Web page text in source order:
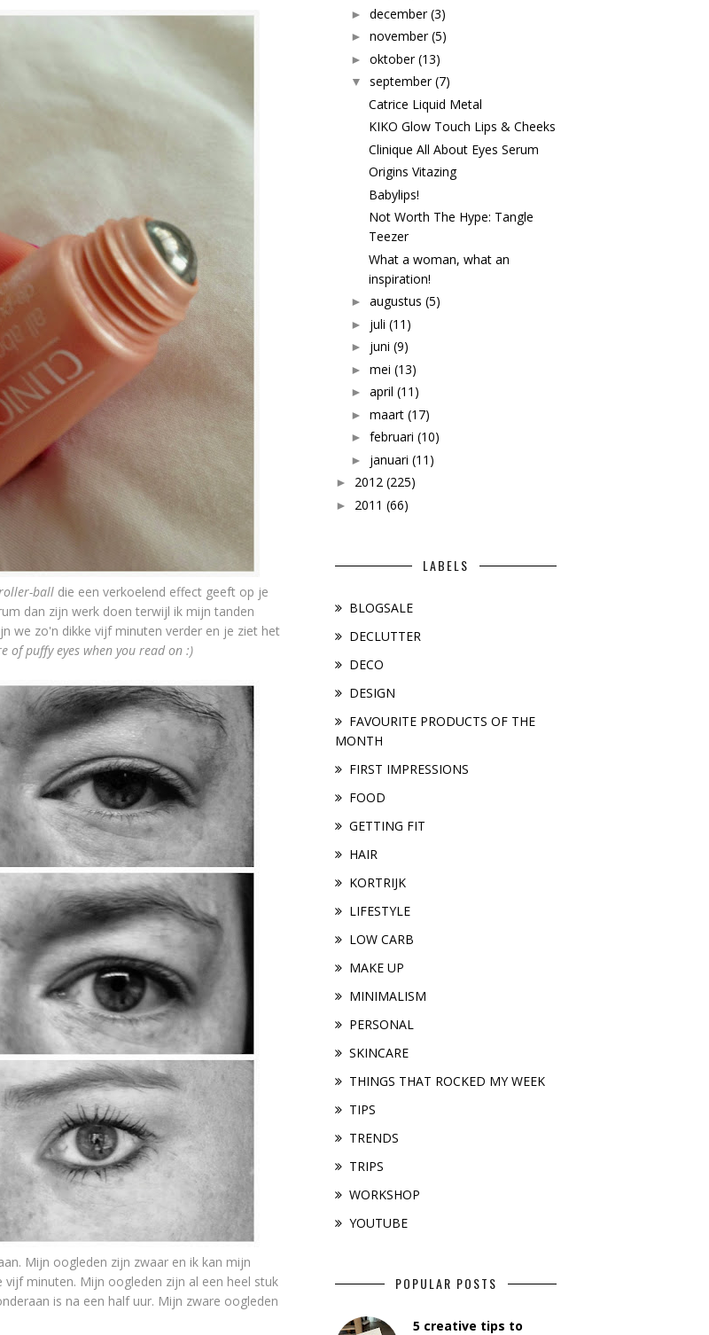
ball die een verkoelend effect geeft op je
dan zijn werk doen terwijl ik mijn tanden
we zo'n dikke vijf minuten verder en je ziet het
of puffy eyes when you read on :)
Mijn oogleden zijn zwaar en ik kan mijn
minuten. Mijn oogleden zijn al een heel stuk
is na een half uur. Mijn zware oogleden
► december (3)
► november (5)
► oktober (13)
▼ september (7)
Catrice Liquid Metal
KIKO Glow Touch Lips & Cheeks
Clinique All About Eyes Serum
Origins Vitazing
Babylips!
Not Worth The Hype: Tangle
Teezer
What a woman, what an
inspiration!
► augustus (5)
► juli (11)
► juni (9)
► mei (13)
► april (11)
► maart (17)
► februari (10)
► januari (11)
► 2012 (225)
► 2011 (66)
LABELS
BLOGSALE
DECLUTTER
DECO
DESIGN
FAVOURITE PRODUCTS OF THE
MONTH
FIRST IMPRESSIONS
FOOD
GETTING FIT
HAIR
KORTRIJK
LIFESTYLE
LOW CARB
MAKE UP
MINIMALISM
PERSONAL
SKINCARE
THINGS THAT ROCKED MY WEEK
TIPS
TRENDS
TRIPS
WORKSHOP
YOUTUBE
POPULAR POSTS
5 creative tips to